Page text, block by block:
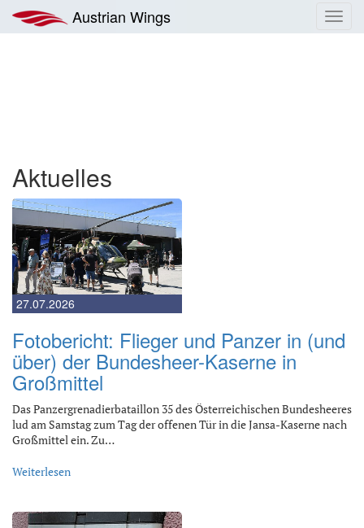
Inhalt
springen
Austrian Wings
Luftfahrtmagazin
Aktuelles
27.07.2026
Fotobericht: Flieger und Panzer in (und
über) der Bundesheer-Kaserne in
Großmittel
Das Panzergrenadierbataillon 35 des Österreichischen Bundesheeres
lud am Samstag zum Tag der offenen Tür in die Jansa-Kaserne nach
Großmittel ein. Zu…
Weiterlesen